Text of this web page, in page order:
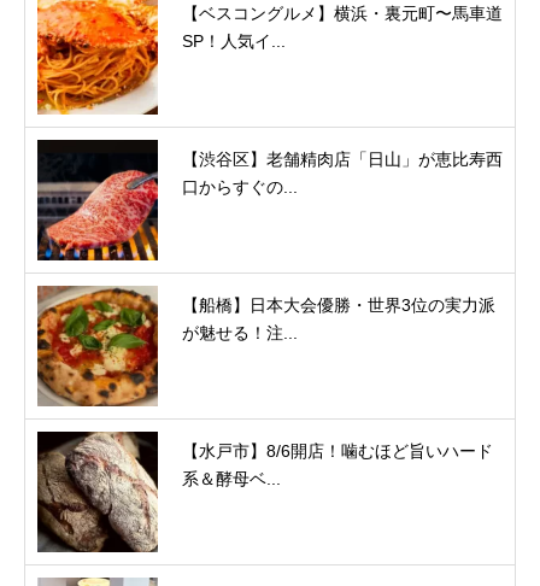
【ベスコングルメ】横浜・裏元町〜馬車道
SP！人気イ...
【渋谷区】老舗精肉店「日山」が恵比寿西
口からすぐの...
【船橋】日本大会優勝・世界3位の実力派
が魅せる！注...
【水戸市】8/6開店！噛むほど旨いハード
系＆酵母ベ...